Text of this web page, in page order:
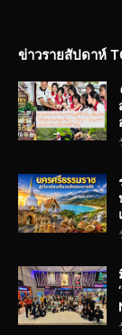
ข่าวรายสัปดาห์